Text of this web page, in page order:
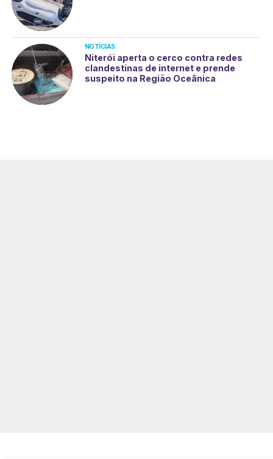
NOTÍCIAS
Niterói aperta o cerco contra redes
clandestinas de internet e prende
suspeito na Região Oceânica